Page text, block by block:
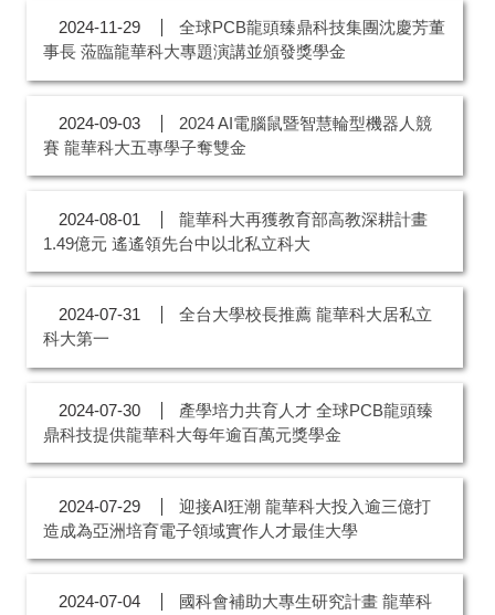
2024-11-29
全球PCB龍頭臻鼎科技集團沈慶芳董
事長 蒞臨龍華科大專題演講並頒發獎學金
2024-09-03
2024 AI電腦鼠暨智慧輪型機器人競
賽 龍華科大五專學子奪雙金
2024-08-01
龍華科大再獲教育部高教深耕計畫
1.49億元 遙遙領先台中以北私立科大
2024-07-31
全台大學校長推薦 龍華科大居私立
科大第一
2024-07-30
產學培力共育人才 全球PCB龍頭臻
鼎科技提供龍華科大每年逾百萬元獎學金
2024-07-29
迎接AI狂潮 龍華科大投入逾三億打
造成為亞洲培育電子領域實作人才最佳大學
2024-07-04
國科會補助大專生研究計畫 龍華科